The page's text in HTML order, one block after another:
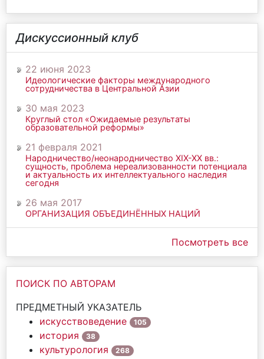
Дискуссионный клуб
22 июня 2023
Идеологические факторы международного
сотрудничества в Центральной Азии
30 мая 2023
Круглый стол «Ожидаемые результаты
образовательной реформы»
21 февраля 2021
Народничество/неонародничество ХIХ-ХХ вв.:
сущность, проблема нереализованности потенциала
и актуальность их интеллектуального наследия
сегодня
26 мая 2017
ОРГАНИЗАЦИЯ ОБЪЕДИНЁННЫХ НАЦИЙ
Посмотреть все
ПОИСК ПО АВТОРАМ
ПРЕДМЕТНЫЙ УКАЗАТЕЛЬ
искусствоведение
105
история 38
культурология 268